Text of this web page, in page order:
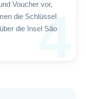
4
Voucher vor,
die Schlüssel
die Insel São